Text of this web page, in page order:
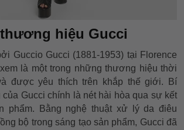
hiệu Gucci
Guccio Gucci (1881-1953) tại Florence
là một trong những thương hiệu thời
được yêu thích trên khắp thế giới. Bí
của Gucci chính là nét hài hòa qua sự kết
phẩm. Bằng nghệ thuật xử lý da điêu
bộ trong sáng tạo sản phẩm, Gucci đã